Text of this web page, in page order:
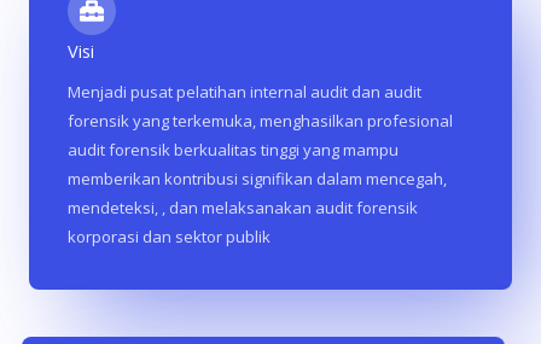
Visi
Menjadi pusat pelatihan internal audit dan audit
forensik yang terkemuka, menghasilkan profesional
audit forensik berkualitas tinggi yang mampu
memberikan kontribusi signifikan dalam mencegah,
mendeteksi, , dan melaksanakan audit forensik
korporasi dan sektor publik